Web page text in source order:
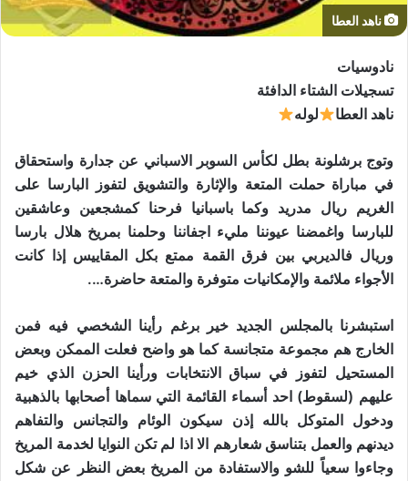
ناهد العطا
نادوسيات
تسجيلات الشتاء الدافئة
ناهد العطا
لوله
وتوج برشلونة بطل لكأس السوبر الاسباني عن جدارة واستحقاق
في مباراة حملت المتعة والإثارة والتشويق لتفوز البارسا على
الغريم ريال مدريد وكما باسبانيا فرحنا كمشجعين وعاشقين
للبارسا واغمضنا عيوننا مليء اجفاننا وحلمنا بمريخ هلال بارسا
وريال فالديربي بين فرق القمة ممتع بكل المقاييس إذا كانت
الأجواء ملائمة والإمكانيات متوفرة والمتعة حاضرة….
استبشرنا بالمجلس الجديد خير برغم رأينا الشخصي فيه فمن
الخارج هم مجموعة متجانسة كما هو واضح فعلت الممكن وبعض
المستحيل لتفوز في سباق الانتخابات ورأينا الحزن الذي خيم
عليهم (لسقوط) احد أسماء القائمة التي سماها أصحابها بالذهبية
ودخول المتوكل بالله إذن سيكون الوئام والتجانس والتفاهم
ديدنهم والعمل بتناسق شعارهم الا اذا لم تكن النوايا لخدمة المريخ
وجاءوا سعياً للشو والاستفادة من المريخ بعض النظر عن شكل